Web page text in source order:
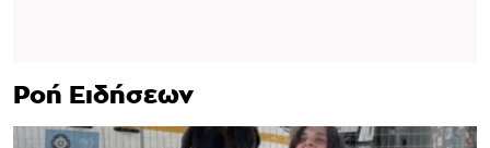
Ροή Ειδήσεων